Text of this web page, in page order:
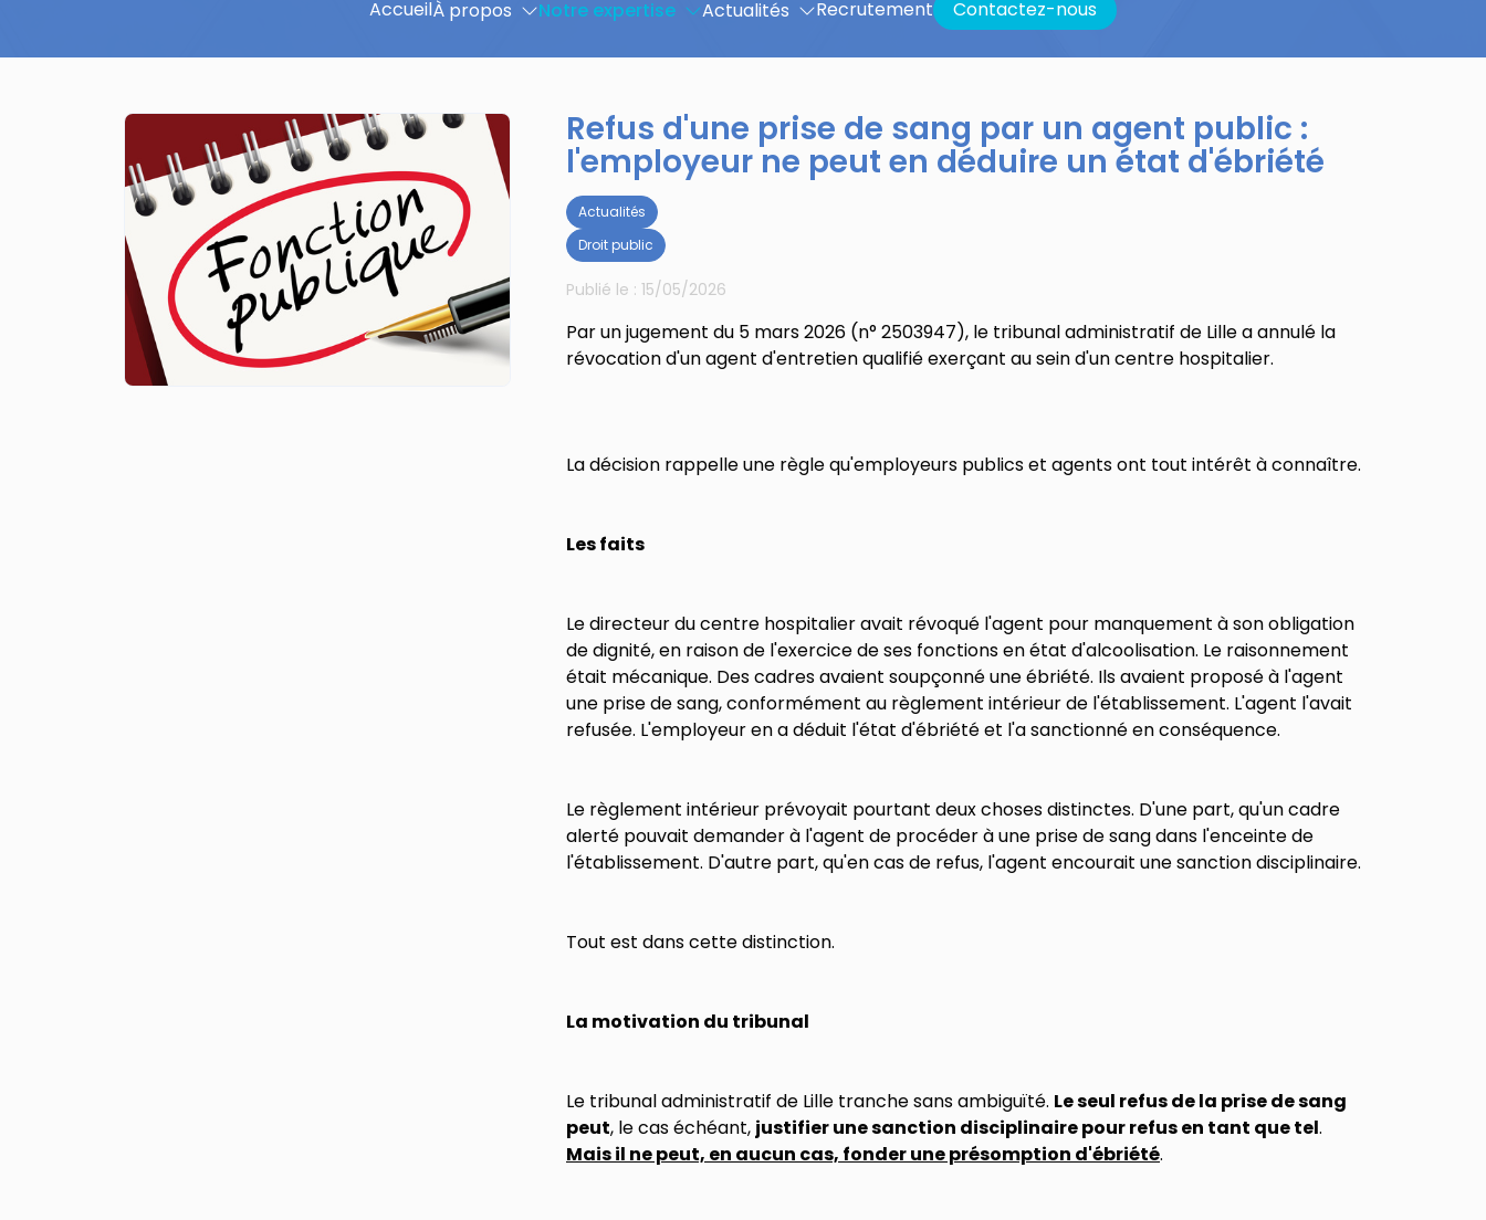
AccueilÀ propos Notre expertise Actualités Recrutement Contactez-nous
Refus d'une prise de sang par un agent public :
l'employeur ne peut en déduire un état d'ébriété
Publié le : 15/05/2026
Actualités
Droit public
Par un jugement du 5 mars 2026 (n° 2503947), le tribunal administratif de Lille a annulé la
révocation d'un agent d'entretien qualifié exerçant au sein d'un centre hospitalier.
La décision rappelle une règle qu'employeurs publics et agents ont tout intérêt à connaître.
Les faits
Le directeur du centre hospitalier avait révoqué l'agent pour manquement à son obligation
de dignité, en raison de l'exercice de ses fonctions en état d'alcoolisation. Le raisonnement
était mécanique. Des cadres avaient soupçonné une ébriété. Ils avaient proposé à l'agent
une prise de sang, conformément au règlement intérieur de l'établissement. L'agent l'avait
refusée. L'employeur en a déduit l'état d'ébriété et l'a sanctionné en conséquence.
Le règlement intérieur prévoyait pourtant deux choses distinctes. D'une part, qu'un cadre
alerté pouvait demander à l'agent de procéder à une prise de sang dans l'enceinte de
l'établissement. D'autre part, qu'en cas de refus, l'agent encourait une sanction disciplinaire.
Tout est dans cette distinction.
La motivation du tribunal
Le tribunal administratif de Lille tranche sans ambiguïté. Le seul refus de la prise de sang
peut, le cas échéant, justifier une sanction disciplinaire pour refus en tant que tel.
Mais il ne peut, en aucun cas, fonder une présomption d'ébriété.